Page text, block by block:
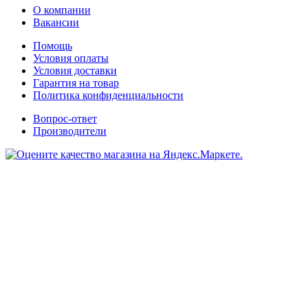
О компании
Вакансии
Помощь
Условия оплаты
Условия доставки
Гарантия на товар
Политика конфиденциальности
Вопрос-ответ
Производители